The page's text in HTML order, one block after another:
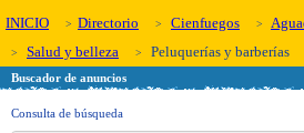
INICIO Directorio Cienfuegos
Salud y belleza
Peluquerías y barberías
Buscador de anuncios
Consulta de búsqueda